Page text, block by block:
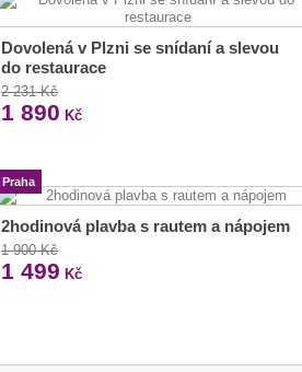
Dovolená v Plzni se snídaní a slevou
do restaurace
2 231 Kč
1 890 Kč
Praha
2hodinová plavba s rautem a nápojem
1 900 Kč
1 499 Kč